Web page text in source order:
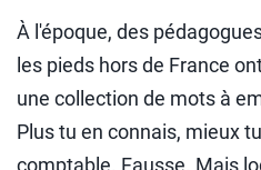
À l'époque, des
les pieds hors de France
une collection de mots à
Plus tu en connais, mieux
comptable. Fausse. Mais